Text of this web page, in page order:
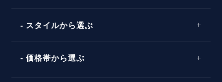
言葉
コンビネーション
ソリテール
スタイルから選ぶ
シンプル
価格帯から選ぶ